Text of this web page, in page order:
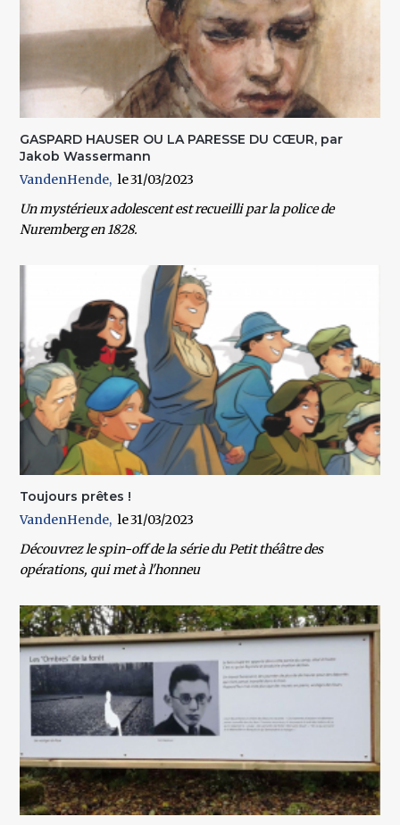
GASPARD HAUSER OU LA PARESSE DU CŒUR, par
Jakob Wassermann
VandenHende
31/03/2023
Un mystérieux adolescent est recueilli par la police de
Nuremberg en 1828.
Toujours prêtes !
VandenHende
31/03/2023
Découvrez le spin-off de la série du Petit théâtre des
opérations, qui met à l'honneu